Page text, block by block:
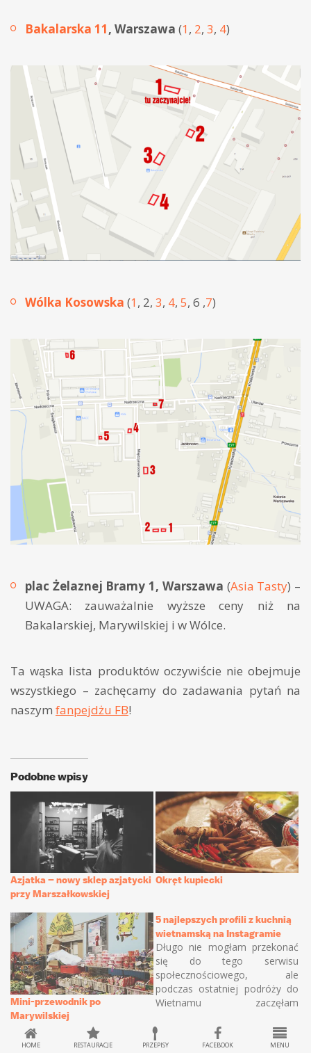
Bakalarska 11, Warszawa (1, 2, 3, 4)
Wólka Kosowska (1, 2, 3, 4, 5, 6 ,7)
plac Żelaznej Bramy 1, Warszawa (Asia Tasty) –
UWAGA: zauważalnie wyższe ceny niż na
Bakalarskiej, Marywilskiej i w Wólce.
Ta wąska lista produktów oczywiście nie obejmuje
wszystkiego – zachęcamy do zadawania pytań na
naszym fanpejdżu FB!
Podobne wpisy
Azjatka – nowy sklep azjatycki
przy Marszałkowskiej
Okręt kupiecki
Mini-przewodnik po
Marywilskiej
5 najlepszych profili z kuchnią
wietnamską na Instagramie
Długo nie mogłam przekonać
się do tego serwisu
społecznościowego, ale
podczas ostatniej podróży do
Wietnamu zaczęłam
i wpadłam w sidła Instagrama.
Nie trzeba wiele czasu i wielu
HOME RESTAURACJE PRZEPISY FACEBOOK MENU